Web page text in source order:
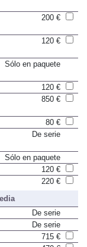
200 €
120 €
Sólo en paquete
120 €
850 €
80 €
De serie
Sólo en paquete
120 €
220 €
De serie
De serie
715 €